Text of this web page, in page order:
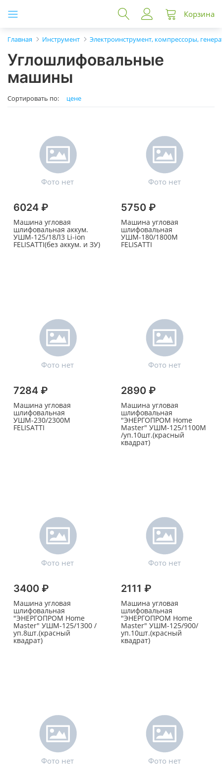
Корзина
Главная Инструмент Электроинструмент, компрессоры,
Углошлифовальные
машины
Сортировать по: цене
6024 ₽
Машина угловая
шлифовальная аккум.
УШМ-125/18Л3 Li-ion
FELISATTI(без аккум. и ЗУ)
5750 ₽
Машина угловая
шлифовальная
УШМ-180/1800М
FELISATTI
7284 ₽
Машина угловая
шлифовальная
УШМ-230/2300М
FELISATTI
2890 ₽
Машина угловая
шлифовальная
"ЭНЕРГОПРОМ Home
Master" УШМ-125/1100М
/уп.10шт.(красный
квадрат)
3400 ₽
Машина угловая
шлифовальная
"ЭНЕРГОПРОМ Home
Master" УШМ-125/1300 /
уп.8шт.(красный
квадрат)
2111 ₽
Машина угловая
шлифовальная
"ЭНЕРГОПРОМ Home
Master" УШМ-125/900/
уп.10шт.(красный
квадрат)